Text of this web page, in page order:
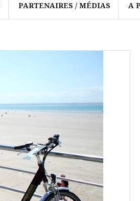
PARTENAIRES / MÉDIAS A